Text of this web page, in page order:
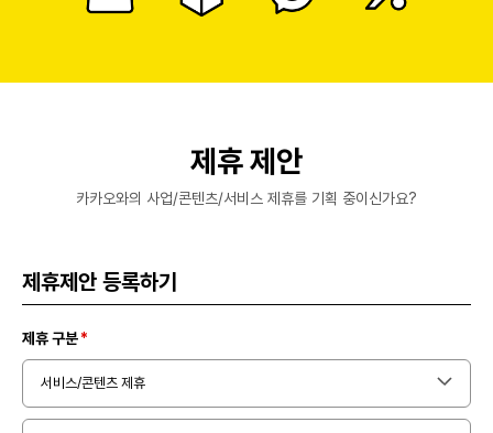
제휴 제안
카카오와의 사업/콘텐츠/서비스 제휴를 기획 중이신가요?
제휴제안 등록하기
제휴 구분
서비스/콘텐츠 제휴